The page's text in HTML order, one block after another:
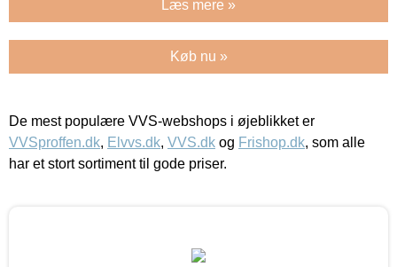
Læs mere »
Køb nu »
De mest populære VVS-webshops i øjeblikket er
VVSproffen.dk, Elvvs.dk, VVS.dk og Frishop.dk, som alle
har et stort sortiment til gode priser.